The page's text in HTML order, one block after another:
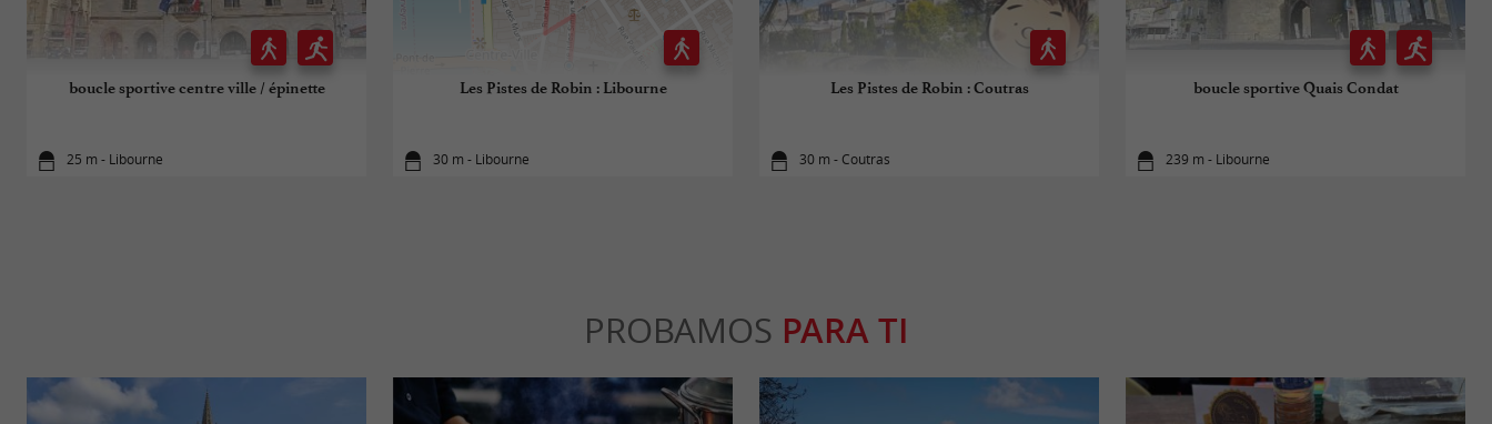
boucle sportive centre ville / épinette
25 m - Libourne
Les Pistes de Robin : Libourne
30 m - Libourne
Les Pistes de Robin : Coutras
30 m - Coutras
boucle sportive Quais Condat
239 m - Libourne
PROBAMOS PARA TI